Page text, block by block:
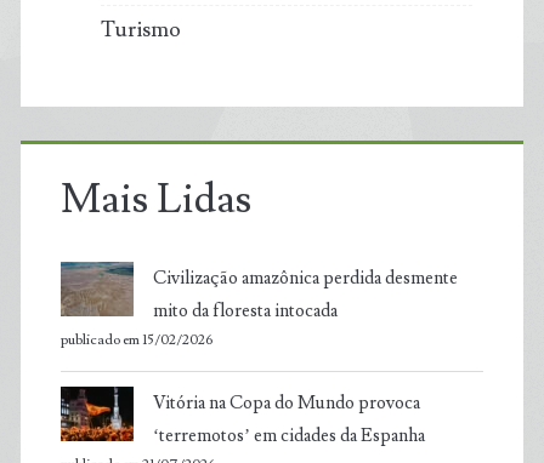
Turismo
Mais Lidas
Civilização amazônica perdida desmente
mito da floresta intocada
publicado em 15/02/2026
Vitória na Copa do Mundo provoca
‘terremotos’ em cidades da Espanha